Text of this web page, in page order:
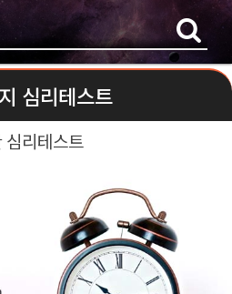
심리테스트
심리테스트